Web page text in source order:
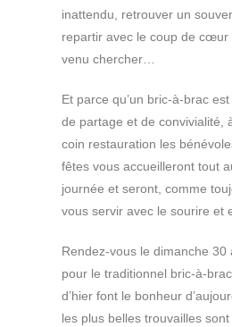
inattendu, retrouver un
repartir avec le coup de cœur
venu chercher…
Et parce qu’un bric-à-brac
de partage et de convivialité,
coin restauration les
fêtes vous accueilleront tout
journée et seront, comme
vous servir avec le sourire et
Rendez-vous le dimanche 30
pour le traditionnel bric-à-
d’hier font le bonheur
les plus belles trouvailles